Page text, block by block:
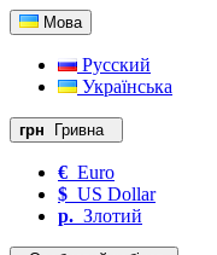
Мова
Русский
Українська
грн Гривна
€ Euro
$ US Dollar
р. Злотий